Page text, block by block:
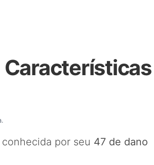
Características
por seu 47 de dano